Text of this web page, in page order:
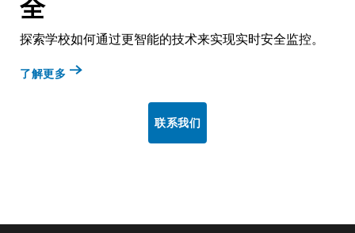
全
探索学校如何通过更智能的技术来实现实时安全监控。
了解更多
联系我们